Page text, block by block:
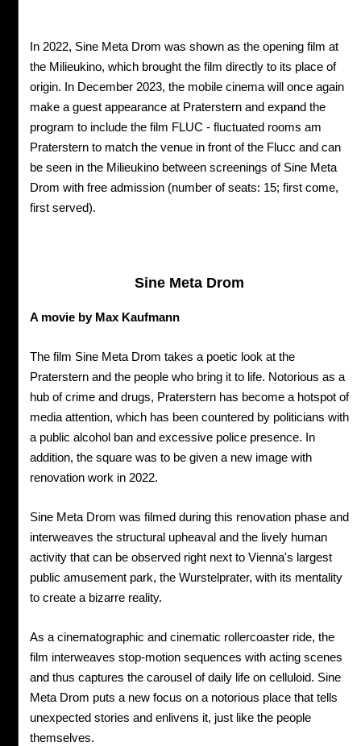
In 2022, Sine Meta Drom was shown as the opening film at
the Milieukino, which brought the film directly to its place of
origin. In December 2023, the mobile cinema will once again
make a guest appearance at Praterstern and expand the
program to include the film FLUC - fluctuated rooms am
Praterstern to match the venue in front of the Flucc and can
be seen in the Milieukino between screenings of Sine Meta
Drom with free admission (number of seats: 15; first come,
first served).
Sine Meta Drom
A movie by Max Kaufmann
The film Sine Meta Drom takes a poetic look at the
Praterstern and the people who bring it to life. Notorious as a
hub of crime and drugs, Praterstern has become a hotspot of
media attention, which has been countered by politicians with
a public alcohol ban and excessive police presence. In
addition, the square was to be given a new image with
renovation work in 2022.
Sine Meta Drom was filmed during this renovation phase and
interweaves the structural upheaval and the lively human
activity that can be observed right next to Vienna's largest
public amusement park, the Wurstelprater, with its mentality
to create a bizarre reality.
As a cinematographic and cinematic rollercoaster ride, the
film interweaves stop-motion sequences with acting scenes
and thus captures the carousel of daily life on celluloid. Sine
Meta Drom puts a new focus on a notorious place that tells
unexpected stories and enlivens it, just like the people
themselves.